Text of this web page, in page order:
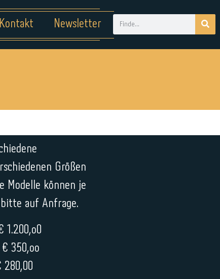
Kontakt Newsletter
Größen
Modelle können je
auf Anfrage.
1.200,o0
350,oo
280,00